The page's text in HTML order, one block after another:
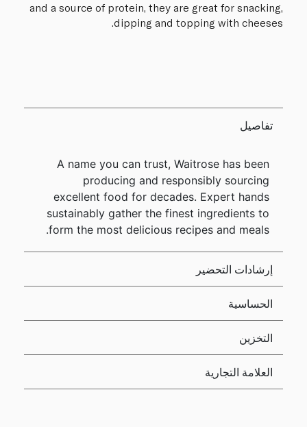
and a source of protein, they are great for snacking,
dipping and topping with cheeses.
تفاصيل
A name you can trust, Waitrose has been
producing and responsibly sourcing
excellent food for decades. Expert hands
sustainably gather the finest ingredients to
form the most delicious recipes and meals.
إرشادات التحضير
الحساسية
التخزين
العلامة التجارية